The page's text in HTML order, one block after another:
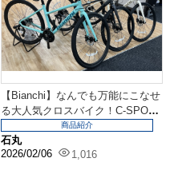
【Bianchi】なんでも万能にこなせ
る大人気クロスバイク！C-SPOR
石丸
2026/02/06
1,016
商品紹介